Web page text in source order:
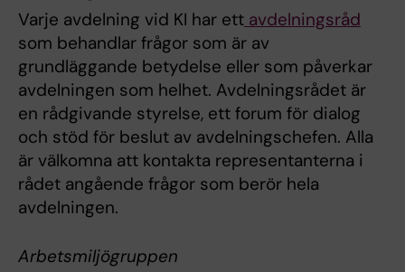
Varje avdelning vid KI har ett avdelningsråd
som behandlar frågor som är av
grundläggande betydelse eller som påverkar
avdelningen som helhet. Avdelningsrådet är
en rådgivande styrelse, ett forum för dialog
och stöd för beslut av avdelningschefen. Alla
är välkomna att kontakta representanterna i
rådet angående frågor som berör hela
avdelningen.
Arbetsmiljögruppen